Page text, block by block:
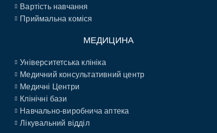
Вартість навчання
Приймальна коміся
МЕДИЦИНА
Університетська клініка
Медичний консультативний центр
Медичні Центри
Клінічні бази
Навчально-виробнича аптека
Лікувальний відділ